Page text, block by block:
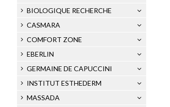
BIOLOGIQUE RECHERCHE
CASMARA
COMFORT ZONE
EBERLIN
GERMAINE DE CAPUCCINI
INSTITUT ESTHEDERM
MASSADA